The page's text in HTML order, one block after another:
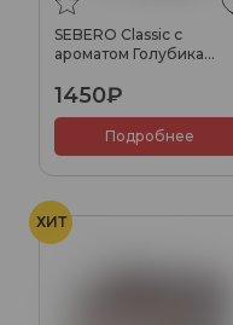
SEBERO Classic с
ароматом Голубика
1450₽
Подробнее
ХИТ